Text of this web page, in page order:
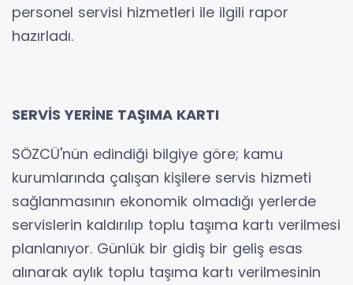
personel servisi hizmetleri ile ilgili rapor
hazırladı.
SERVİS YERİNE TAŞIMA KARTI
SÖZCÜ'nün edindiği bilgiye göre; kamu
kurumlarında çalışan kişilere servis hizmeti
sağlanmasının ekonomik olmadığı yerlerde
servislerin kaldırılıp toplu taşıma kartı verilmesi
planlanıyor. Günlük bir gidiş bir geliş esas
alınarak aylık toplu taşıma kartı verilmesinin